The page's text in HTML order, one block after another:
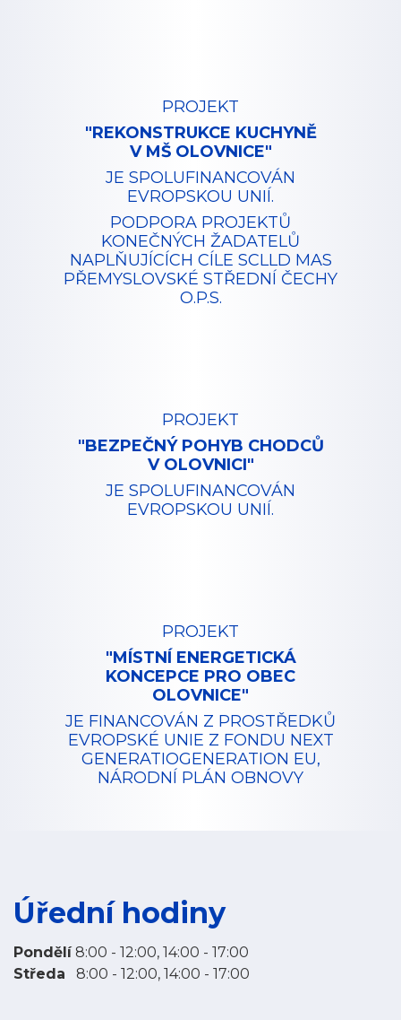
PROJEKT
"REKONSTRUKCE KUCHYNĚ
V MŠ OLOVNICE"
JE SPOLUFINANCOVÁN
EVROPSKOU UNIÍ.
PODPORA PROJEKTŮ
KONEČNÝCH ŽADATELŮ
NAPLŇUJÍCÍCH CÍLE SCLLD MAS
PŘEMYSLOVSKÉ STŘEDNÍ ČECHY
O.P.S.
PROJEKT
"BEZPEČNÝ POHYB CHODCŮ
V OLOVNICI"
JE SPOLUFINANCOVÁN
EVROPSKOU UNIÍ.
PROJEKT
"MÍSTNÍ ENERGETICKÁ
KONCEPCE PRO OBEC
OLOVNICE"
JE FINANCOVÁN Z PROSTŘEDKŮ
EVROPSKÉ UNIE Z FONDU NEXT
GENERATIOGENERATION EU,
NÁRODNÍ PLÁN OBNOVY
Úřední hodiny
Pondělí8:00 - 12:00, 14:00 - 17:00
Středa 8:00 - 12:00, 14:00 - 17:00